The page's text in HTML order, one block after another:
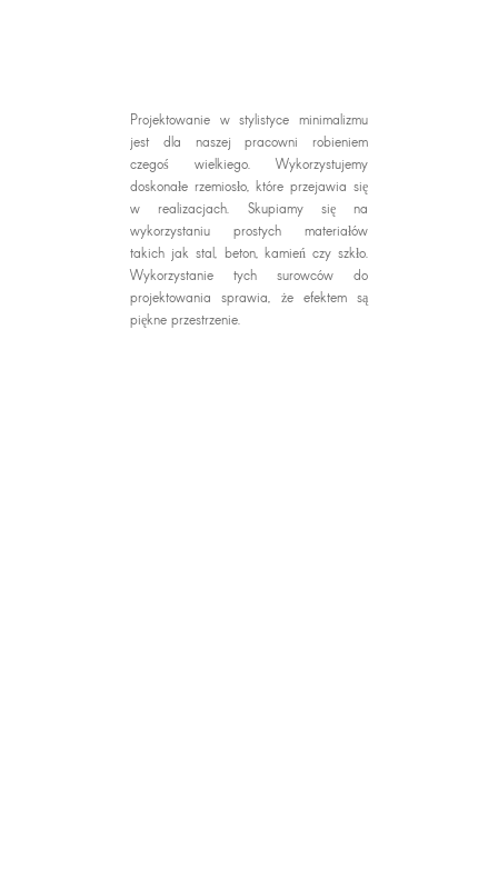
Projektowanie w stylistyce minimalizmu
jest dla naszej pracowni robieniem
czegoś wielkiego. Wykorzystujemy
doskonałe rzemiosło, które przejawia się
w realizacjach. Skupiamy się na
wykorzystaniu prostych materiałów
takich jak stal, beton, kamień czy szkło.
Wykorzystanie tych surowców do
projektowania sprawia, że efektem są
piękne przestrzenie.